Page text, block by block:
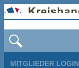
MITGLIEDER LOGIN